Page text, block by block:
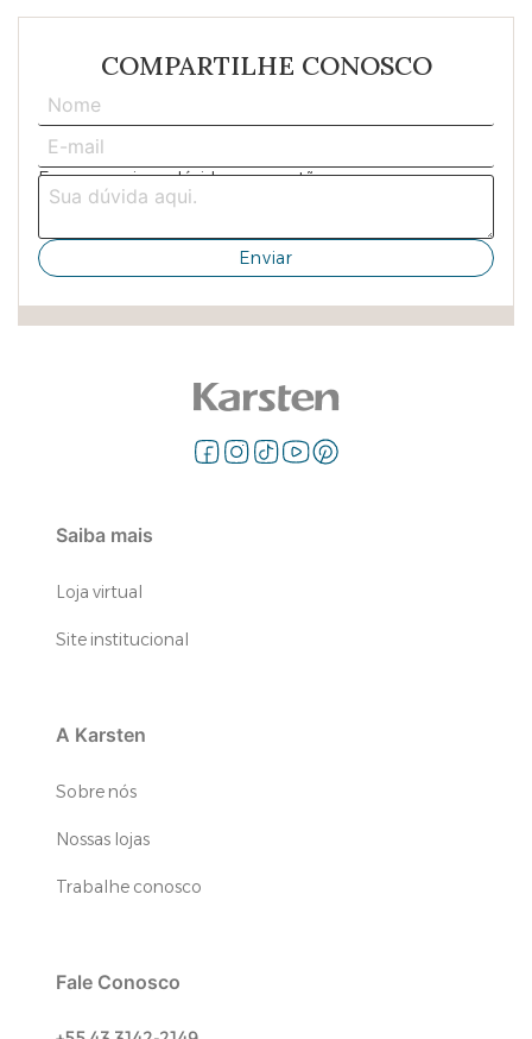
Saiba mais
Loja virtual
Site institucional
A Karsten
Sobre nós
Nossas lojas
Trabalhe conosco
Fale Conosco
COMPARTILHE CONOSCO
Escreva aqui sua dúvida ou sugestão: